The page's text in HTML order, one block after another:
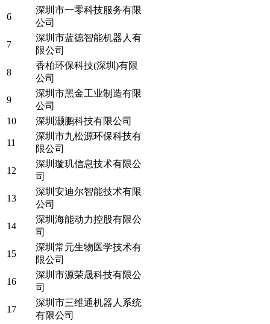
6
深圳市一零科技服务有限
公司
7
深圳市蓝德智能机器人有
限公司
8
香柏环保科技(深圳)有限
公司
9
深圳市黑金工业制造有限
公司
10
深圳灏鹏科技有限公司
11
深圳市九松源环保科技有
限公司
12
深圳璇玑信息技术有限公
司
13
深圳安迪尔智能技术有限
公司
14
深圳海能动力控股有限公
司
15
深圳常元生物医学技术有
限公司
16
深圳市源荣晟科技有限公
司
17
深圳市三维通机器人系统
有限公司